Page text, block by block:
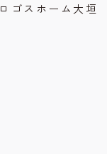
ロゴスホーム大垣